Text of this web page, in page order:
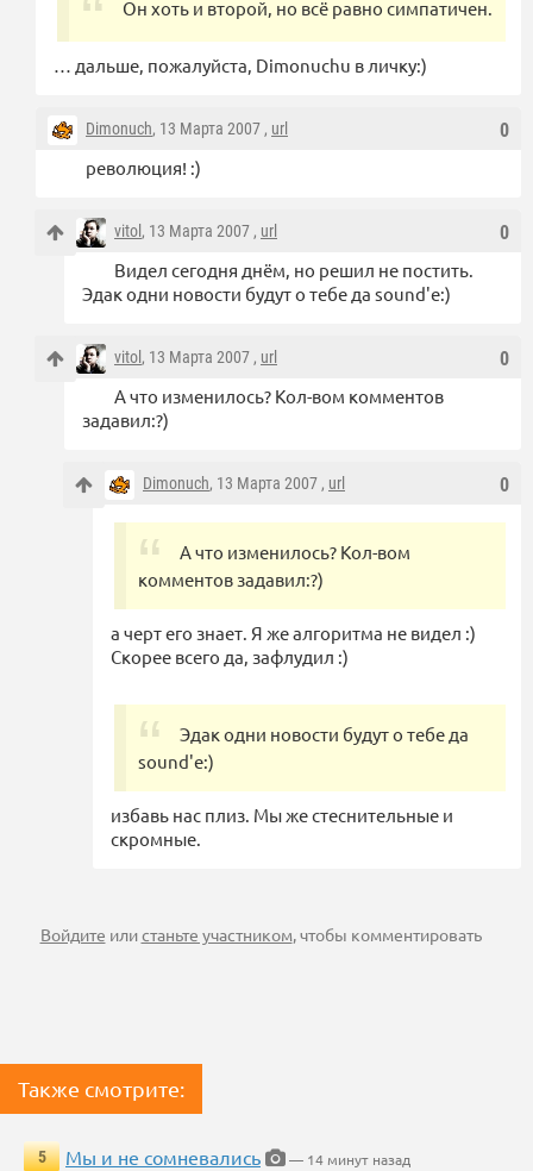
Он хоть и второй, но всё равно симпатичен.
… дальше, пожалуйста, Dimonuchu в личку:)
0
Dimonuch, 13 Марта 2007 , url
революция! :)
0
vitol , 13 Марта 2007 , url
Видел сегодня днём, но решил не постить.
Эдак одни новости будут о тебе да sound'е:)
0
vitol , 13 Марта 2007 , url
А что изменилось? Кол-вом комментов
задавил:?)
0
Dimonuch, 13 Марта 2007 , url
А что изменилось? Кол-вом
комментов задавил:?)
а черт его знает. Я же алгоритма не видел :)
Скорее всего да, зафлудил :)
Эдак одни новости будут о тебе да
sound'е:)
избавь нас плиз. Мы же стеснительные и
скромные.
Войдите илистаньте участником, чтобы комментировать
Также смотрите:
5 Мы и не сомневались
— 14 минут назад